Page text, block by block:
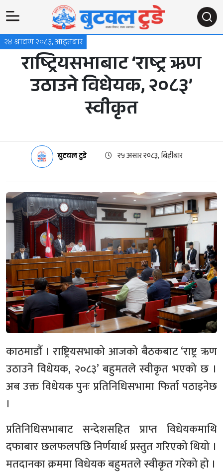
२४ श्रावण २०८३, आइतबार
राष्ट्रियसभाबाट ‘राष्ट्र ऋण
उठाउने विधेयक, २०८३’
स्वीकृत
बुटवल टुडे २५ असार २०८३, बिहीबार
काठमाडौँ । राष्ट्रियसभाको आजको बैठकबाट ‘राष्ट्र ऋण
उठाउने विधेयक, २०८३’ बहुमतले स्वीकृत भएको छ ।
अब उक्त विधेयक पुनः प्रतिनिधिसभामा फिर्ता पठाइनेछ
।
प्रतिनिधिसभाबाट सन्देशसहित प्राप्त विधेयकमाथि
दफाबार छलफलपछि निर्णयार्थ प्रस्तुत गरिएको थियो ।
मतदानका क्रममा विधेयक बहुमतले स्वीकृत गरेको हो ।